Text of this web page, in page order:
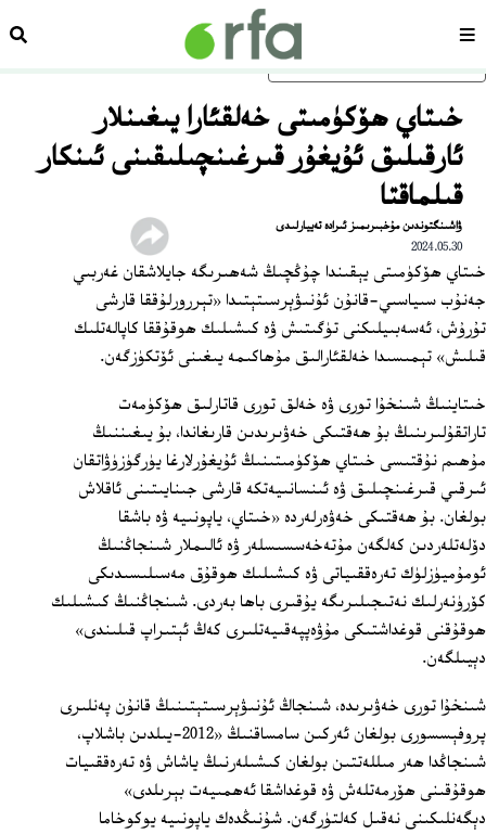
ئاساسلىق مەزمۇنغا ئاتلاڭسەھىپە
خىتاي ھۆكۈمىتى خەلقئارا يىغىنلار
ئارقىلىق ئۇيغۇر قىرغىنچىلىقىنى ئىنكار
قىلماقتا
ۋاشىنگتوندىن مۇخبىرىمىز ئىرادە تەييارلىدى
2024.05.30
خىتاي ھۆكۈمىتى يېقىندا چۇڭچىڭ شەھىرىگە جايلاشقان غەربىي
جەنۇب سىياسىي-قانۇن ئۇنىۋېرسىتېتىدا «تېررورلۇققا قارشى
تۇرۇش، ئەسەبىيلىكنى تۈگىتىش ۋە كىشىلىك ھوقۇققا كاپالەتلىك
قىلىش» تېمىسىدا خەلقئارالىق مۇھاكىمە يىغىنى ئۆتكۈزگەن.
خىتاينىڭ شىنخۇا تورى ۋە خەلق تورى قاتارلىق ھۆكۈمەت
تاراتقۇلىرىنىڭ بۇ ھەقتىكى خەۋىرىدىن قارىغاندا، بۇ يىغىننىڭ
مۇھىم نۇقتىسى خىتاي ھۆكۈمىتىنىڭ ئۇيغۇرلارغا يۈرگۈزۈۋاتقان
ئىرقىي قىرغىنچىلىق ۋە ئىنسانىيەتكە قارشى جىنايىتىنى ئاقلاش
بولغان. بۇ ھەقتىكى خەۋەرلەردە «خىتاي، ياپونىيە ۋە باشقا
دۆلەتلەردىن كەلگەن مۇتەخەسسىسلەر ۋە ئالىملار شىنجاڭنىڭ
ئومۇميۈزلۈك تەرەققىياتى ۋە كىشىلىك ھوقۇق مەسىلىسىدىكى
كۆرۈنەرلىك نەتىجىلىرىگە يۇقىرى باھا بەردى. شىنجاڭنىڭ كىشىلىك
ھوقۇقنى قوغداشتىكى مۇۋەپپەقىيەتلىرى كەڭ ئېتىراپ قىلىندى»
دېيىلگەن.
شىنخۇا تورى خەۋىرىدە، شىنجاڭ ئۇنىۋېرسىتېتىنىڭ قانۇن پەنلىرى
پروفېسسورى بولغان ئەركىن سامساقنىڭ «2012-يىلدىن باشلاپ،
شىنجاڭدا ھەر مىللەتتىن بولغان كىشىلەرنىڭ ياشاش ۋە تەرەققىيات
ھوقۇقىنى ھۆرمەتلەش ۋە قوغداشقا ئەھمىيەت بېرىلدى»
دېگەنلىكىنى نەقىل كەلتۈرگەن. شۇنىڭدەك ياپونىيە يوكوخاما